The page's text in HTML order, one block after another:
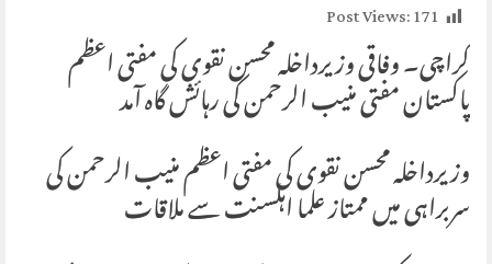
Post Views:171
کراچی۔ وفاقی وزیرداخلہ محسن نقوی کی مفتی اعظم
پاکستان مفتی منیب الرحمن کی رہائش گاہ آمد
وزیرداخلہ محسن نقوی کی مفتی اعظم منیب الرحمن کی
سربراہی میں ممتاز علما اہلسنت سے ملاقات